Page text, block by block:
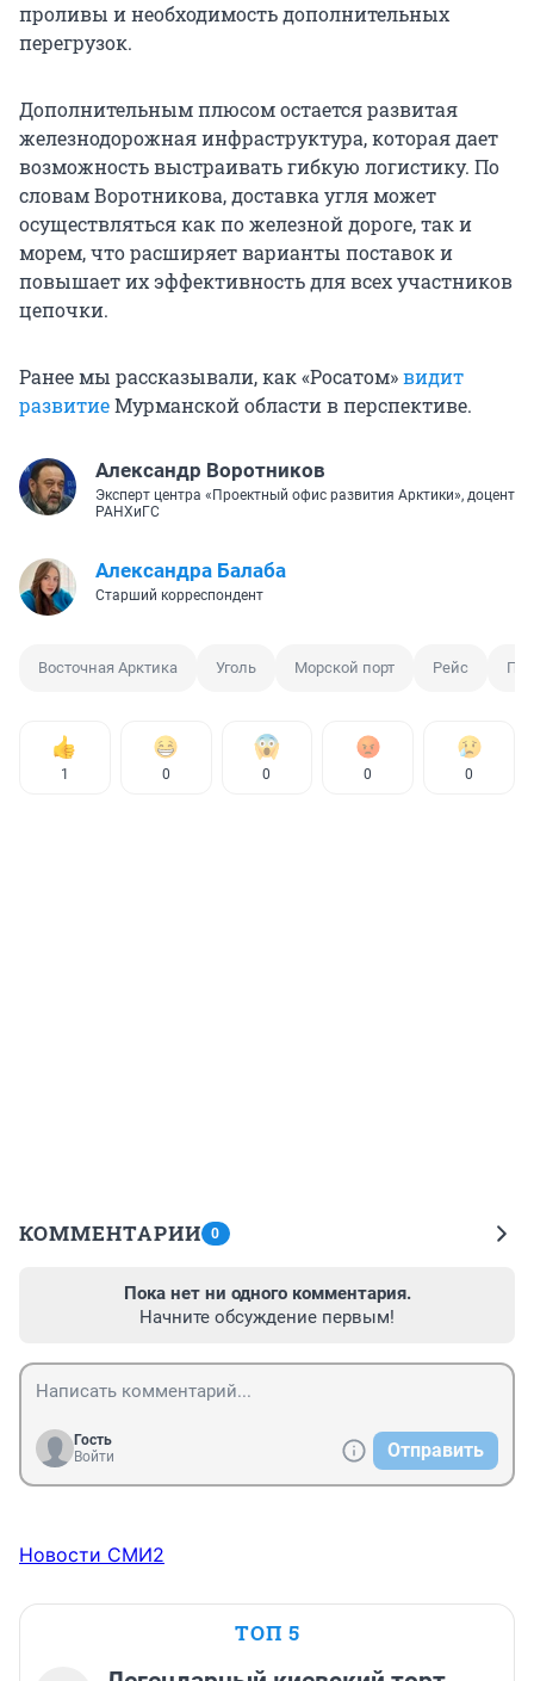
проливы и необходимость дополнительных
перегрузок.
Дополнительным плюсом остается развитая
железнодорожная инфраструктура, которая дает
возможность выстраивать гибкую логистику. По
словам Воротникова, доставка угля может
осуществляться как по железной дороге, так и
морем, что расширяет варианты поставок и
повышает их эффективность для всех участников
цепочки.
Ранее мы рассказывали, как «Росатом»видит
развитиеМурманской области в перспективе.
Александр Воротников
Эксперт центра «Проектный офис развития Арктики», доцент
РАНХиГС
Александра Балаба
Старший корреспондент
Восточная Арктика Уголь Морской порт Рейс
1 0 0 0 0
КОММЕНТАРИИ 0
Пока нет ни одного комментария.
Начните обсуждение первым!
Гость
Войти
Отправить
Новости СМИ2
ТОП 5